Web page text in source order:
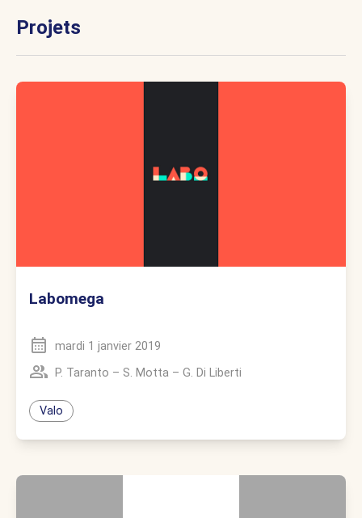
Projets
Labomega
mardi 1 janvier 2019
P. Taranto – S. Motta – G. Di Liberti
Valo